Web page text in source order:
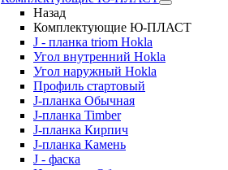
Назад
Комплектующие Ю-ПЛАСТ
J - планка triom Hokla
Угол внутренний Hokla
Угол наружный Hokla
Профиль стартовый
J-планка Обычная
J-планка Timber
J-планка Кирпич
J-планка Камень
J - фаска